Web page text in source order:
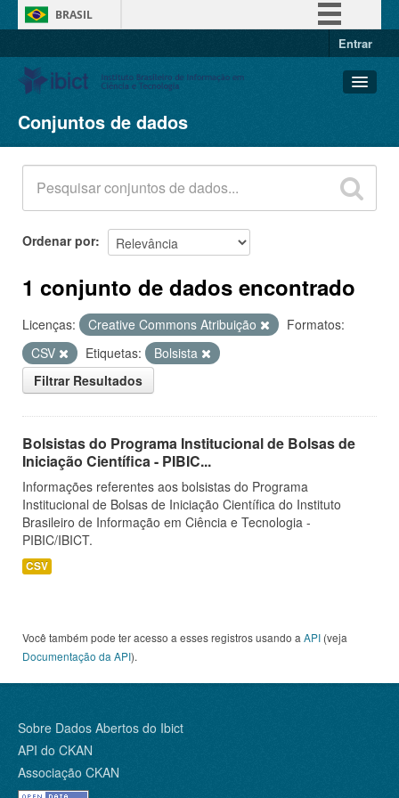
BRASIL
Entrar
Conjuntos de dados
Organizações
Grupos
Sobre
Conjuntos de dados
Ordenar por
1 conjunto de dados encontrado
Licenças: Creative Commons Atribuição
Formatos:
CSV
Etiquetas:
Bolsista
Filtrar Resultados
Bolsistas do Programa Institucional de Bolsas de
Iniciação Científica - PIBIC...
Informações referentes aos bolsistas do Programa
Institucional de Bolsas de Iniciação Científica do Instituto
Brasileiro de Informação em Ciência e Tecnologia -
PIBIC/IBICT.
CSV
Você também pode ter acesso a esses registros usando a API (veja
Documentação da API).
Sobre Dados Abertos do Ibict
API do CKAN
Associação CKAN